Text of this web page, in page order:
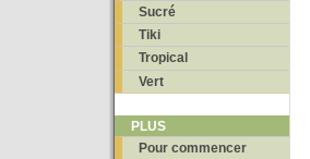
Sucré
Tiki
Tropical
Vert
PLUS
Pour commencer